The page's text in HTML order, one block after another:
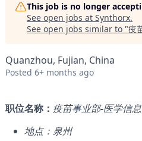
This job is no longer
See open jobs at Synthorx.
See open jobs similar to "疫
Quanzhou, Fujian, China
Posted 6+ months ago
职位名称： 疫苗事业部-医学信
地点：泉州